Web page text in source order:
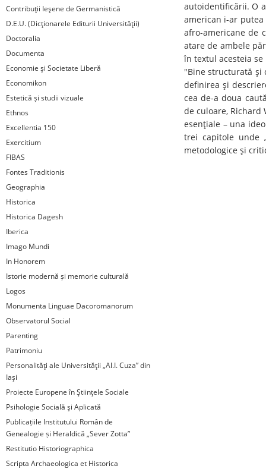
Contribuţii Ieşene de Germanistică
D.E.U. (Dicţionarele Editurii Universităţii)
Doctoralia
Documenta
Economie şi Societate Liberă
Economikon
Estetică și studii vizuale
Ethnos
Excellentia 150
Exercitium
FIBAS
Fontes Traditionis
Geographia
Historica
Historica Dagesh
Iberica
Imago Mundi
In Honorem
Istorie modernă și memorie culturală
Logos
Monumenta Linguae Dacoromanorum
Observatorul Social
Parenting
Patrimoniu
Personalităţi ale Universităţii „Al.I. Cuza” din
Iaşi
Proiecte Europene în Ştiinţele Sociale
Psihologie Socială şi Aplicată
Publicațiile Institutului Român de
Genealogie și Heraldică „Sever Zotta”
Restitutio Historiographica
Scripta Archaeologica et Historica
autoidentificării. O
american i-ar
afro-americane de
atare de ambele
în textul acesteia
"Bine structurată şi
definirea şi
cea de-a doua
de culoare,
esenţiale – una
trei capitole unde
metodologice şi